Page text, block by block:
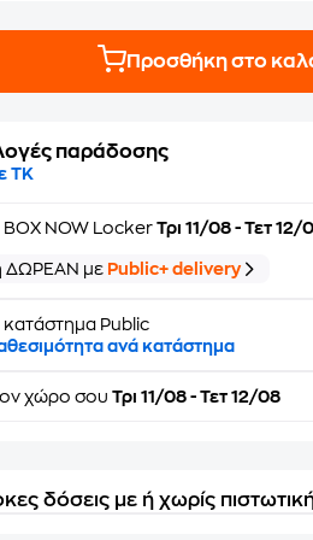
Προσθήκη στο
παράδοσης
ΤΚ
BOX NOW Locker Τρι 11/08 - Τετ 12/
ΔΩΡΕΑΝ με Public+ delivery
κατάστημα Public
ανά κατάστημα
χώρο σου Τρι 11/08 - Τετ 12/08
δόσεις με ή χωρίς